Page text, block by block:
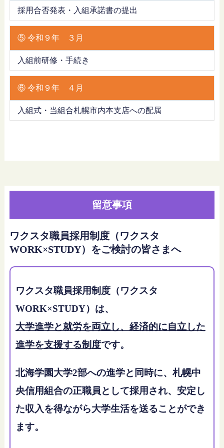
採用合否発表・入組承諾書の提出
⑤ 令和９年 ３月
入組前研修・手続き
⑥ 令和９年 ４月
入組式・当組合札幌市内本支店への配属
留意事項
ワクスタ職員採用制度（ワクスタ
WORK×STUDY）をご検討の皆さまへ
ワクスタ職員採用制度（ワクスタ
WORK×STUDY）は、
大学進学と就労を両立し、経済的に自立した
進学を支援する制度です。
北海学園大学2部への進学と同時に、札幌中
央信用組合の正職員として採用され、安定し
た収入を得ながら大学生活を送ることができ
ます。